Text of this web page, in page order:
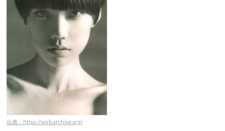
出典：https://web.archive.org/